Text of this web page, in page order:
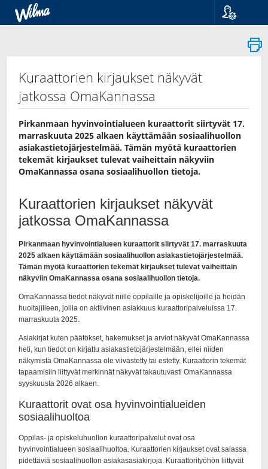
Suomi
Svenska
Kuraattorien kirjaukset näkyvät
jatkossa OmaKannassa
Pirkanmaan hyvinvointialueen kuraattorit siirtyvät 17.
marraskuuta 2025 alkaen käyttämään sosiaalihuollon
asiakastietojärjestelmää. Tämän myötä kuraattorien
tekemät kirjaukset tulevat vaiheittain näkyviin
OmaKannassa osana sosiaalihuollon tietoja.